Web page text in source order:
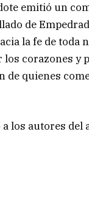
emitió un
de
la fe de
corazones y
de quienes
los autores del